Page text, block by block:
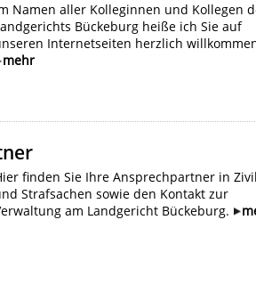
Namen aller Kolleginnen und Kollegen
Bückeburg heiße ich Sie auf
Internetseiten herzlich
mehr
finden Sie Ihre Ansprechpartner in
Strafsachen sowie den Kontakt zur
am Landgericht Bückeburg.